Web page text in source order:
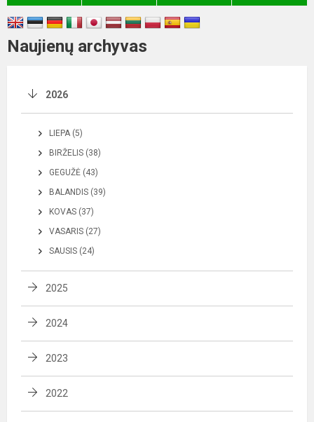
Naujienų archyvas
2026
LIEPA (5)
BIRŽELIS (38)
GEGUŽĖ (43)
BALANDIS (39)
KOVAS (37)
VASARIS (27)
SAUSIS (24)
2025
2024
2023
2022